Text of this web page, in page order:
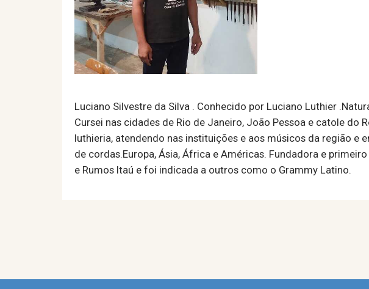
Luciano Silvestre da Silva . Conhecido por Luciano Luthier
Cursei nas cidades de Rio de Janeiro, João Pessoa e catole do
luthieria, atendendo nas instituições e aos músicos da região
de cordas.Europa, Ásia, África e Américas. Fundadora e
e Rumos Itaú e foi indicada a outros como o Grammy Latino.